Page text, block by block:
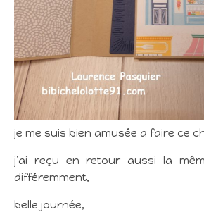
je me suis bien amusée a faire ce
j’ai reçu en retour aussi la
différemment,
belle journée,